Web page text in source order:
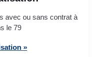
avec ou sans contrat à
le 79
»